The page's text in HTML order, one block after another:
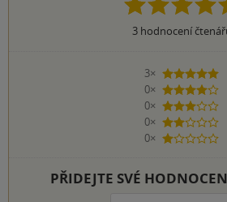
3hodnocení
3×
5
0×
4
0×
3 hvězdičky
0×
2 hvězdičky
0×
1 hvezdička
PŘIDEJTE SVÉ